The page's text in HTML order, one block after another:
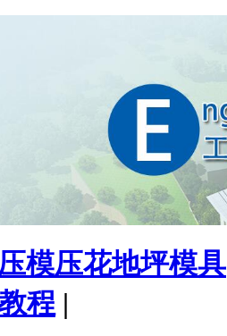
压模压花地坪模具
程 |